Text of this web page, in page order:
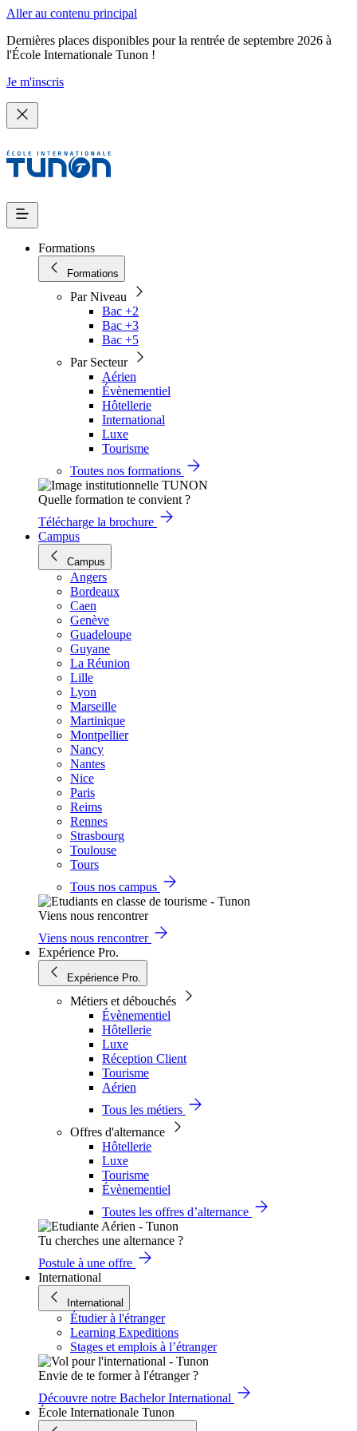
Aller au contenu principal
Dernières places disponibles pour la rentrée de septembre 2026 à
l'École Internationale Tunon !
Je m'inscris
Formations
Formations
Par Niveau
Bac +2
Bac +3
Bac +5
Par Secteur
Aérien
Évènementiel
Hôtellerie
International
Luxe
Tourisme
Toutes nos formations
Quelle formation te convient ?
Télécharge la brochure
Campus
Campus
Angers
Bordeaux
Caen
Genève
Guadeloupe
Guyane
La Réunion
Lille
Lyon
Marseille
Martinique
Montpellier
Nancy
Nantes
Nice
Paris
Reims
Rennes
Strasbourg
Toulouse
Tours
Tous nos campus
Viens nous rencontrer
Viens nous rencontrer
Expérience Pro.
Expérience Pro.
Métiers et débouchés
Évènementiel
Hôtellerie
Luxe
Réception Client
Tourisme
Aérien
Tous les métiers
Offres d'alternance
Hôtellerie
Luxe
Tourisme
Évènementiel
Toutes les offres d’alternance
Tu cherches une alternance ?
Postule à une offre
International
International
Étudier à l'étranger
Learning Expeditions
Stages et emplois à l’étranger
Envie de te former à l'étranger ?
Découvre notre Bachelor International
École Internationale Tunon